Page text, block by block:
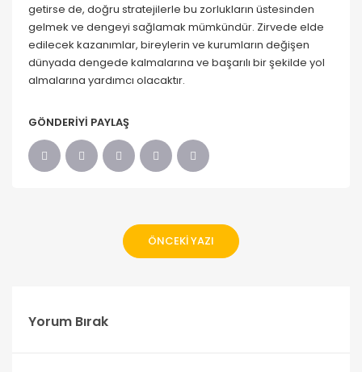
getirse de, doğru stratejilerle bu zorlukların üstesinden
gelmek ve dengeyi sağlamak mümkündür. Zirvede elde
edilecek kazanımlar, bireylerin ve kurumların değişen
dünyada dengede kalmalarına ve başarılı bir şekilde yol
almalarına yardımcı olacaktır.
GÖNDERIYI PAYLAŞ
ÖNCEKI YAZI
Yorum Bırak